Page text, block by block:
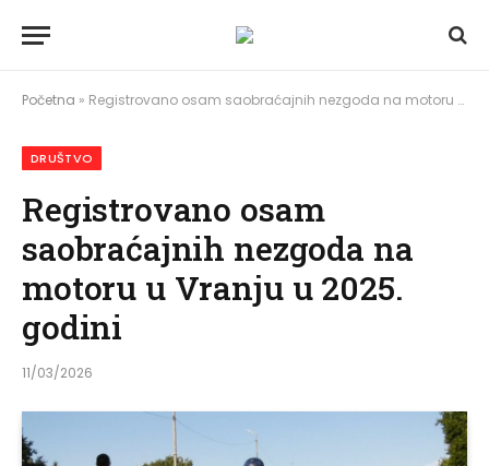
Početna » Registrovano osam saobraćajnih nezgoda na motoru u Vranju u 2025. godini
DRUŠTVO
Registrovano osam
saobraćajnih nezgoda na
motoru u Vranju u 2025.
godini
11/03/2026